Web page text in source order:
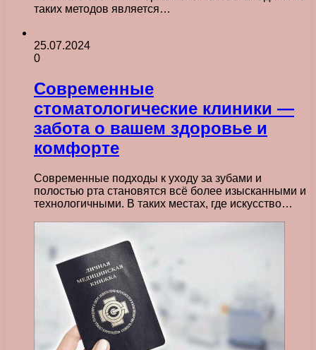
таких методов является…
25.07.2024
0
Современные
стоматологические клиники —
забота о вашем здоровье и
комфорте
Современные подходы к уходу за зубами и
полостью рта становятся всё более изысканными и
технологичными. В таких местах, где искусство…